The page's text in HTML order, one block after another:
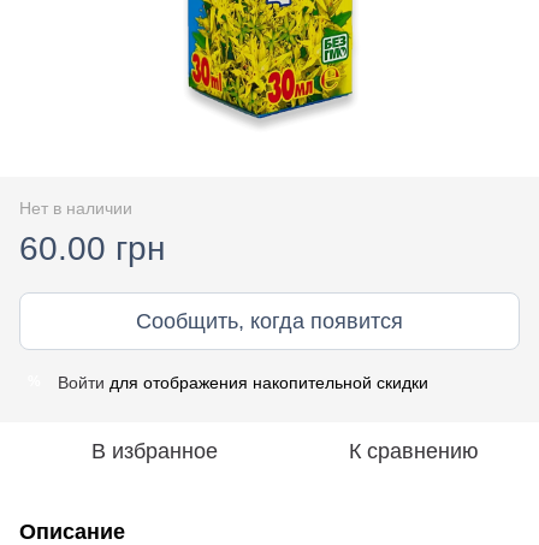
Нет в наличии
60.00 грн
Сообщить, когда появится
Войти для отображения накопительной скидки
В избранное К сравнению
Описание